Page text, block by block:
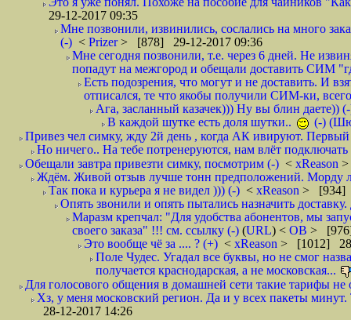
29-12-2017 09:35
Мне позвонили, извинились, сослались на много
(-) < Prizer> [878] 29-12-2017 09:36
Мне сегодня позвонили, т.е. через 6 дней. Не
попадут на межгород и обещали доставить СИМ
Есть подозрения, что могут и не доставить. И
отписался, те что якобы получили СИМ-ки,
Ага, засланный казачек))) Ну вы блин даете))
В каждой шутке есть доля шутки..
(-)
Привез чел симку, жду 2й день , когда АК ивируют. Первый
Но ничего.. На тебе потренеруются, нам влёт подключать
Обещали завтра привезти симку, посмотрим (-) < xReason
Ждём. Живой отзыв лучше тонн предположений. Морду
Так пока и курьера я не видел ))) (-) < xReason > [934]
Опять звонили и опять пытались назначить
Маразм крепчал: "Для удобства абонентов, мы
своего заказа" !!! см. ссылку (-) (URL) < ОВ >
Это вообще чё за .... ? (+) < xReason > [1012]
Поле Чудес. Угадал все буквы, но не смог
получается краснодарская, а не московская...
Для голосового общения в домашней сети такие тарифы не
Хз, у меня московский регион. Да и у всех пакеты
28-12-2017 14:26